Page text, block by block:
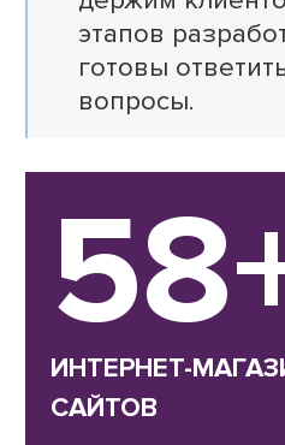
этапов
готовы
вопросы.
ИНТЕРНЕТ-
САЙТОВ